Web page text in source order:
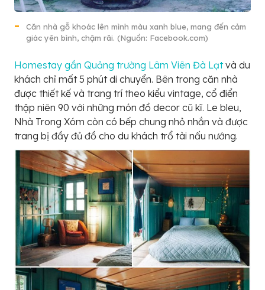
Căn nhà gỗ khoác lên mình màu xanh blue, mang đến cảm
giác yên bình, chậm rãi. (Nguồn: Facebook.com)
Homestay gần Quảng trường Lâm Viên Đà Lạtvà du
khách chỉ mất 5 phút di chuyển. Bên trong căn nhà
được thiết kế và trang trí theo kiểu vintage, cổ điển
thập niên 90 với những món đồ decor cũ kĩ. Le bleu,
Nhà Trong Xóm còn có bếp chung nhỏ nhắn và được
trang bị đầy đủ đồ cho du khách trổ tài nấu nướng.